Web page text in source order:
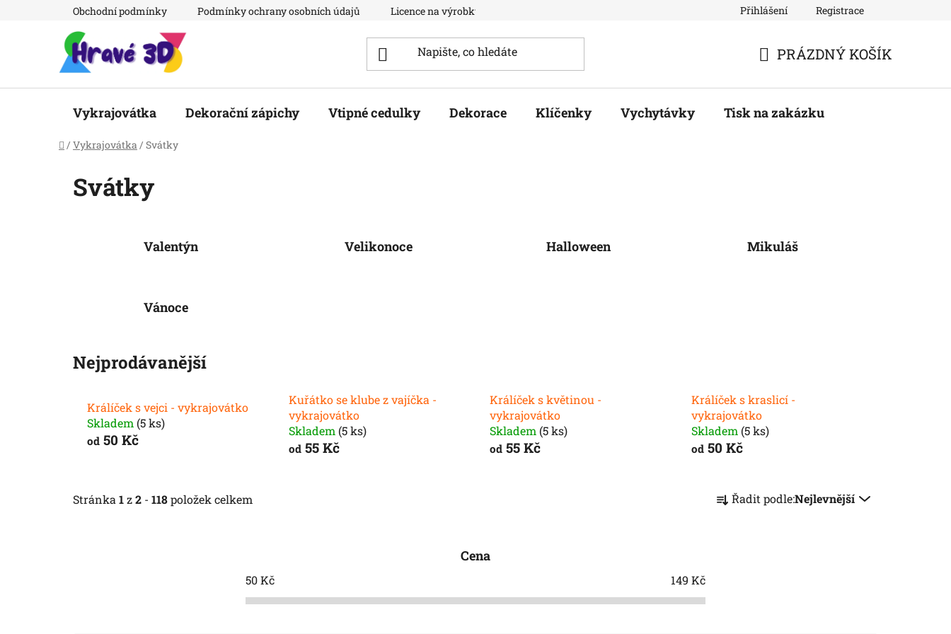
Obchodní podmínky Podmínky ochrany osobních údajů Licence na výrobky Přihlášení Registrace
KOŠÍK
PRÁZDNÝ KOŠÍK
Vykrajovátka Dekorační zápichy Vtipné cedulky Dekorace Klíčenky Vychytávky Tisk na zakázku
Domů
/ Vykrajovátka / Svátky
Svátky
Valentýn Velikonoce Halloween Mikuláš
Vánoce
Nejprodávanější
Králíček s vejci - vykrajovátko
Skladem (5 ks)
od 50 Kč
Kuřátko se klube z vajíčka -
vykrajovátko
Skladem (5 ks)
od55 Kč
Králíček s květinou -
vykrajovátko
Skladem (5 ks)
od 55 Kč
Králíček s kraslicí -
vykrajovátko
Skladem (5 ks)
od50 Kč
Stránka 1z2 - 118položek celkem
Ř
a Řadit podle:Nejlevnější
Cena
50Kč 149 Kč